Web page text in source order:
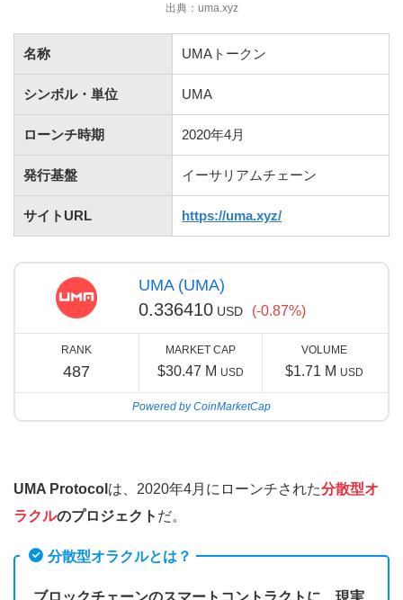
出典：uma.xyz
名称 UMAトークン
シンボル・単位 UMA
ローンチ時期 2020年4月
発行基盤 イーサリアムチェーン
サイトURL https://uma.xyz/
UMA (UMA)
0.336410 USD (-0.87%)
RANK
487
MARKET CAP
$30.47 M USD
VOLUME
$1.71 M USD
Powered by CoinMarketCap
UMA Protocol は、2020年4月にローンチされた分散型オ
ラクルのプロジェクト だ。
分散型オラクルとは？
ブロックチェーンのスマートコントラクトに、現実